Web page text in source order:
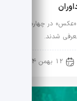
در چهارمین
شدند.
12 بهمن 1404